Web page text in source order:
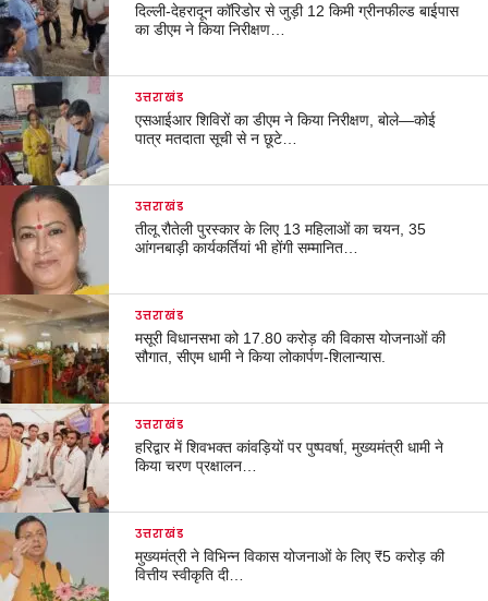
दिल्ली-देहरादून कॉरिडोर से जुड़ी 12 किमी ग्रीनफील्ड बाईपास
का डीएम ने किया निरीक्षण…
उत्तराखंड
एसआईआर शिविरों का डीएम ने किया निरीक्षण, बोले—कोई
पात्र मतदाता सूची से न छूटे…
उत्तराखंड
तीलू रौतेली पुरस्कार के लिए 13 महिलाओं का चयन, 35
आंगनबाड़ी कार्यकर्तियां भी होंगी सम्मानित…
उत्तराखंड
मसूरी विधानसभा को 17.80 करोड़ की विकास योजनाओं की
सौगात, सीएम धामी ने किया लोकार्पण-शिलान्यास.
उत्तराखंड
हरिद्वार में शिवभक्त कांवड़ियों पर पुष्पवर्षा, मुख्यमंत्री धामी ने
किया चरण प्रक्षालन…
उत्तराखंड
मुख्यमंत्री ने विभिन्न विकास योजनाओं के लिए ₹5 करोड़ की
वित्तीय स्वीकृति दी…